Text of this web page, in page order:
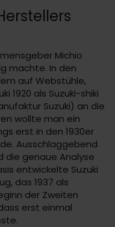
Michio
machte. In den
auf Webstühle,
1920 als Suzuki-shiki
Suzuki) an die
wollte man ein
erst in den 1930er
Ausschlaggebend
die genaue Analyse
entwickelte Suzuki
das 1937 als
der Zweiten
erst einmal